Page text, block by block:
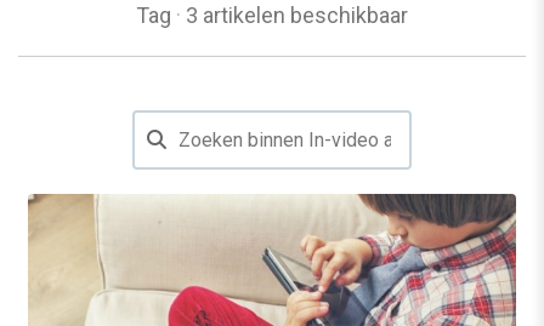
Tag · 3 artikelen beschikbaar